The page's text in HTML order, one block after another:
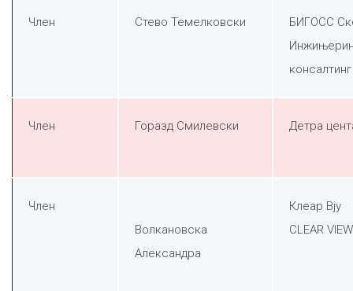
Член Стево Темелковски
БИГОСС
консалтинг
Член Горазд Смилевски Детра
Член
Волкановска
Александра
Клеар Вју
CLEAR